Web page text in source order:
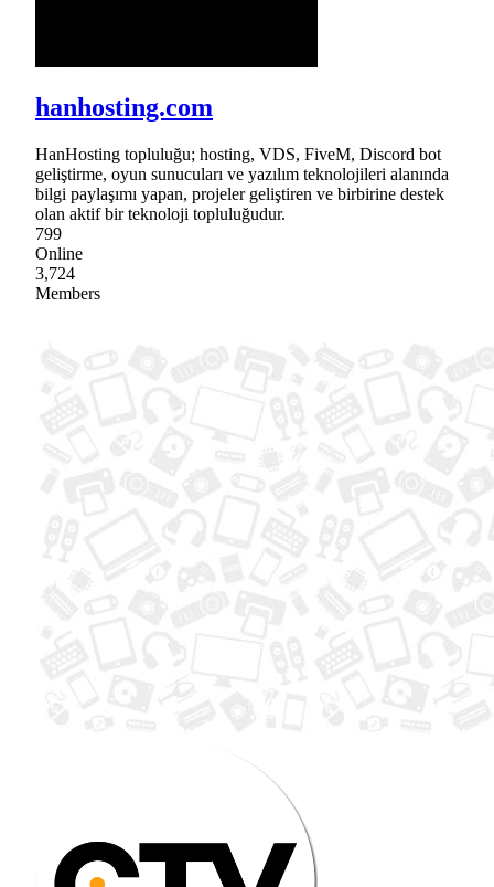
hanhosting.com
HanHosting topluluğu; hosting, VDS, FiveM, Discord bot
geliştirme, oyun sunucuları ve yazılım teknolojileri alanında
bilgi paylaşımı yapan, projeler geliştiren ve birbirine destek
olan aktif bir teknoloji topluluğudur.
799
Online
3,724
Members